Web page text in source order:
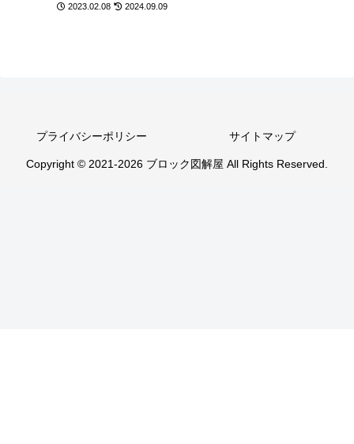
2023.02.08 2024.09.09
プライバシーポリシー サイトマップ
Copyright © 2021-2026 ブロック図解屋 All Rights Reserved.